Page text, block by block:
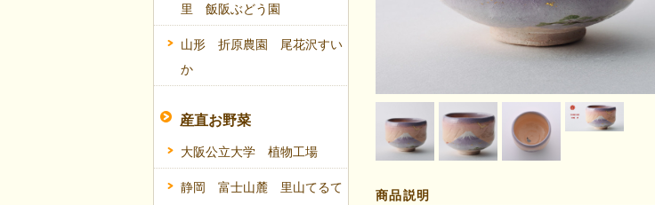
商品説明
里 飯阪ぶどう園
山形 折原農園 尾花沢すい
か
産直お野菜
大阪公立大学 植物工場
静岡 富士山麓 里山てるて